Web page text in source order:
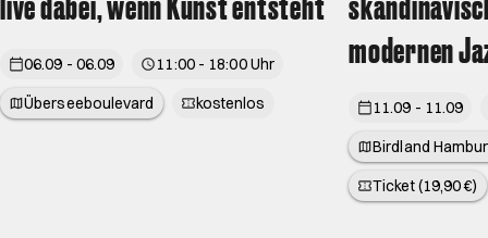
06.09 - 06.09
11:00 - 18:00 Uhr
Überseeboulevard
kostenlos
modernen
11.09 - 11.09
Birdland
Ticket (19,90 €)